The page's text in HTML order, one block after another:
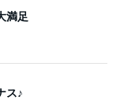
満足
ス♪